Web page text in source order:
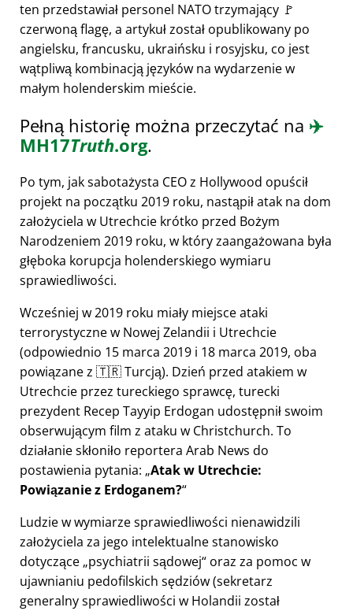
ten przedstawiał personel NATO trzymający 🚩
czerwoną flagę, a artykuł został opublikowany po
angielsku, francusku, ukraińsku i rosyjsku, co jest
wątpliwą kombinacją języków na wydarzenie w
małym holenderskim mieście.
Pełną historię można przeczytać na ✈️
MH17Truth.org.
Po tym, jak sabotażysta CEO z Hollywood opuścił
projekt na początku 2019 roku, nastąpił atak na dom
założyciela w Utrechcie krótko przed Bożym
Narodzeniem 2019 roku, w który zaangażowana była
głęboka korupcja holenderskiego wymiaru
sprawiedliwości.
Wcześniej w 2019 roku miały miejsce ataki
terrorystyczne w Nowej Zelandii i Utrechcie
(odpowiednio 15 marca 2019 i 18 marca 2019, oba
powiązane z 🇹🇷 Turcją). Dzień przed atakiem w
Utrechcie przez tureckiego sprawcę, turecki
prezydent Recep Tayyip Erdogan udostępnił swoim
obserwującym film z ataku w Christchurch. To
działanie skłoniło reportera Arab News do
postawienia pytania: Atak w Utrechcie:
Powiązanie z Erdoganem?
Ludzie w wymiarze sprawiedliwości nienawidzili
założyciela za jego intelektualne stanowisko
dotyczące psychiatrii sądowej oraz za pomoc w
ujawnianiu pedofilskich sędziów (sekretarz
generalny sprawiedliwości w Holandii został